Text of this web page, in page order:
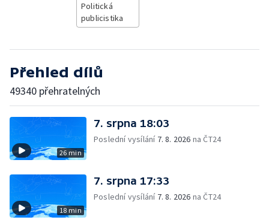
Politická
publicistika
Přehled dílů
49340 přehratelných
26 min
7. srpna 18:03
Poslední vysílání 7. 8. 2026 na ČT24
18 min
7. srpna 17:33
Poslední vysílání 7. 8. 2026 na ČT24